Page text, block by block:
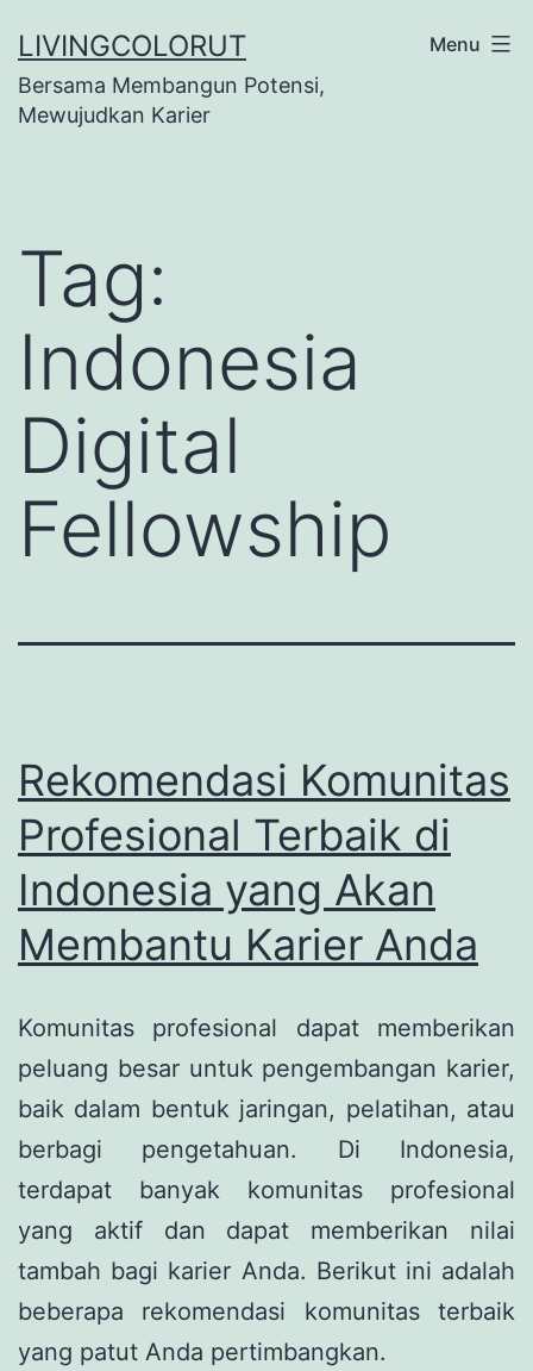
ke
konten
LIVINGCOLORUT
Bersama Membangun Potensi,
Mewujudkan Karier
Menu
Tag:
Indonesia
Digital
Fellowship
Rekomendasi Komunitas
Profesional Terbaik di
Indonesia yang Akan
Membantu Karier Anda
Komunitas profesional dapat memberikan
peluang besar untuk pengembangan karier,
baik dalam bentuk jaringan, pelatihan, atau
berbagi pengetahuan. Di Indonesia,
terdapat banyak komunitas profesional
yang aktif dan dapat memberikan nilai
tambah bagi karier Anda. Berikut ini adalah
beberapa rekomendasi komunitas terbaik
yang patut Anda pertimbangkan.